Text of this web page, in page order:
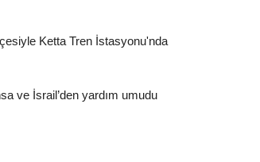
Ketta Tren İstasyonu'nda
ve İsrail’den yardım umudu